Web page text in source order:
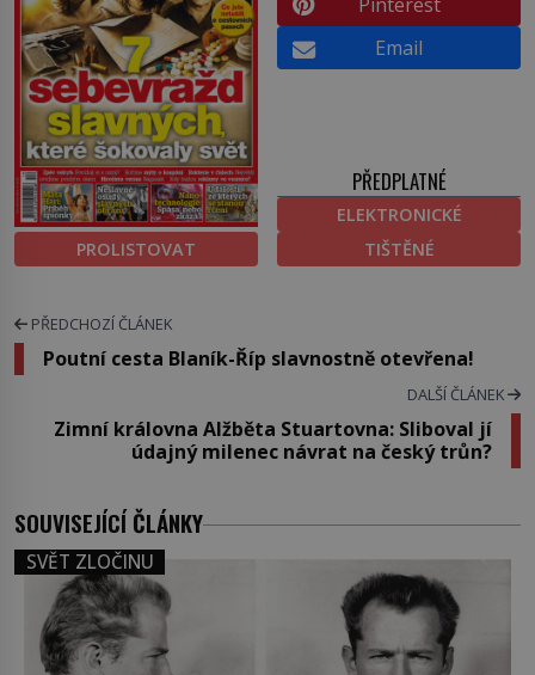
PROLISTOVAT
Email
PŘEDPLATNÉ
ELEKTRONICKÉ
TIŠTĚNÉ
PŘEDCHOZÍ ČLÁNEK
Poutní cesta Blaník-Říp slavnostně otevřena!
DALŠÍ ČLÁNEK
Zimní královna Alžběta Stuartovna: Sliboval jí
údajný milenec návrat na český trůn?
SOUVISEJÍCÍ ČLÁNKY
SVĚT ZLOČINU